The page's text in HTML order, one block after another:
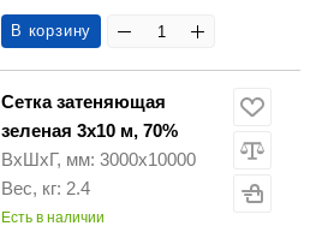
В корзину
Сетка затеняющая
зеленая 3х10 м, 70%
ВхШхГ, мм: 3000х10000
Вес, кг: 2.4
Есть в наличии